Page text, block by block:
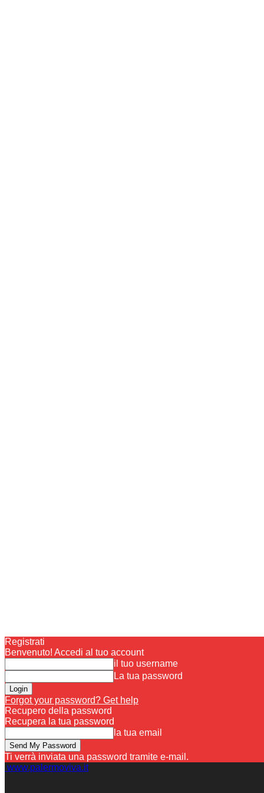
Registrati
Benvenuto! Accedi al tuo account
il tuo username
La tua password
Forgot your password? Get help
Recupero della password
Recupera la tua password
la tua email
Ti verrà inviata una password tramite e-mail.
www.palermoviva.it